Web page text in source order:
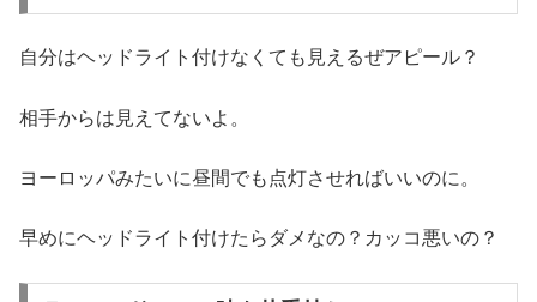
自分はヘッドライト付けなくても見えるぜアピール？
相手からは見えてないよ。
ヨーロッパみたいに昼間でも点灯させればいいのに。
早めにヘッドライト付けたらダメなの？カッコ悪いの？